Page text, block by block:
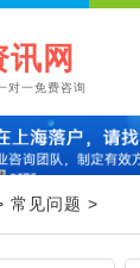
网
对一免费咨询
常见问题 >